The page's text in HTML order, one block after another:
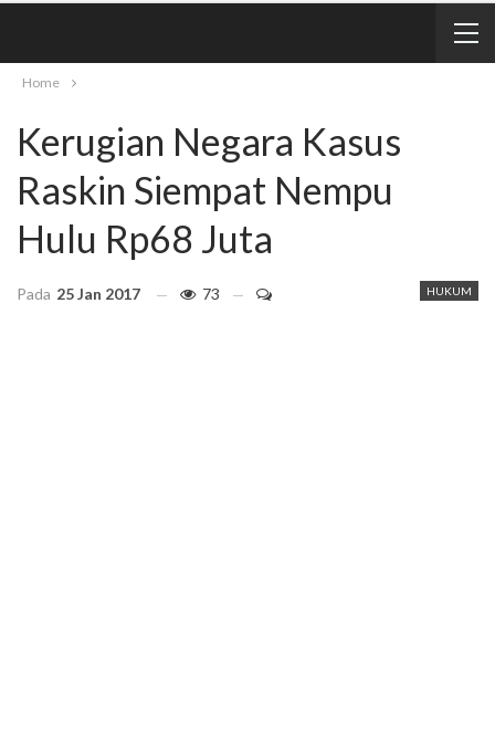
Home
Kerugian Negara Kasus
Raskin Siempat Nempu
Hulu Rp68 Juta
HUKUM
Pada 25 Jan 2017 73